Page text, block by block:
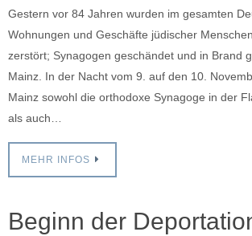
Gestern vor 84 Jahren wurden im gesamten
Wohnungen und Geschäfte jüdischer
zerstört; Synagogen geschändet und in Brand
Mainz. In der Nacht vom 9. auf den 10.
Mainz sowohl die orthodoxe Synagoge in der
als auch…
MEHR INFOS
Beginn der